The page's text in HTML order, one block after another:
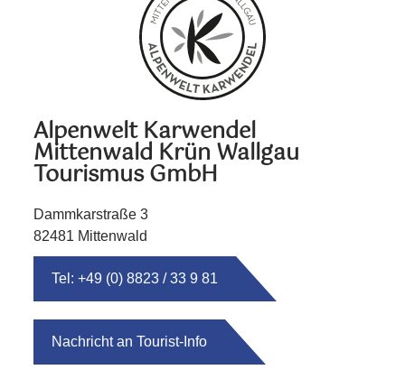
Alpenwelt Karwendel
Mittenwald Krün Wallgau
Tourismus GmbH
Dammkarstraße 3
82481 Mittenwald
Tel: +49 (0) 8823 / 33 9 81
Nachricht an Tourist-Info